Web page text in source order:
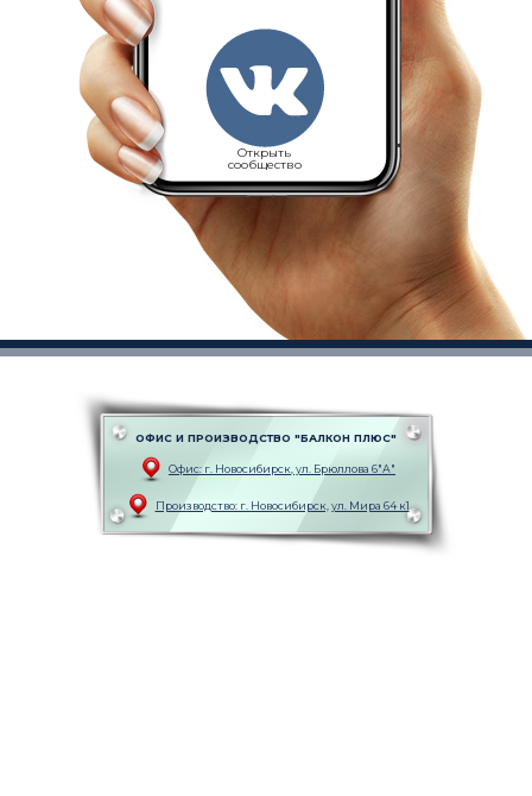
Открыть
сообщество
ОФИС И ПРОИЗВОДСТВО "БАЛКОН ПЛЮС"
Офис: г. Новоcибирск, ул. Брюллова 6"А"
Производство: г. Новоcибирск, ул. Мира 64 к1